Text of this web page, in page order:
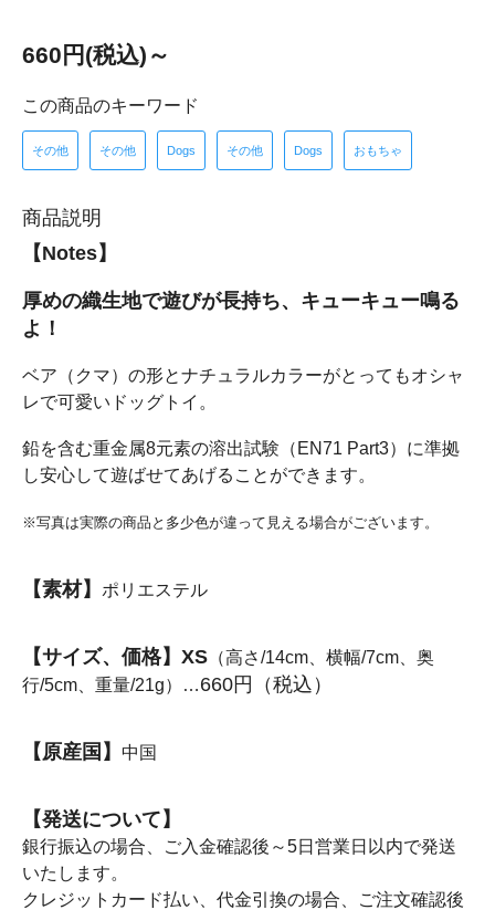
660円(税込)～
この商品のキーワード
その他 その他 Dogs その他 Dogs おもちゃ
商品説明
【Notes】
厚めの織生地で遊びが長持ち、キューキュー鳴る
よ！
ベア（クマ）の形とナチュラルカラーがとってもオシャ
レで可愛いドッグトイ。
鉛を含む重金属8元素の溶出試験（EN71 Part3）に準拠
し安心して遊ばせてあげることができます。
※写真は実際の商品と多少色が違って見える場合がございます。
【素材】 ポリエステル
【サイズ、価格】XS （高さ/14cm、横幅/7cm、奥
行/5cm、重量/21g）…660円（税込）
【原産国】 中国
【発送について】
銀行振込の場合、ご入金確認後～5日営業日以内で発送
いたします。
クレジットカード払い、代金引換の場合、ご注文確認後